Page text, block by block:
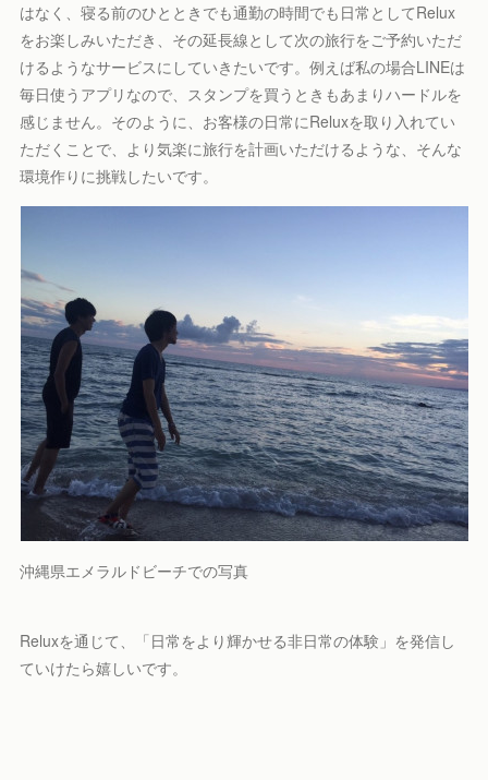
はなく、寝る前のひとときでも通勤の時間でも日常としてRelux
をお楽しみいただき、その延長線として次の旅行をご予約いただ
けるようなサービスにしていきたいです。例えば私の場合LINEは
毎日使うアプリなので、スタンプを買うときもあまりハードルを
感じません。そのように、お客様の日常にReluxを取り入れてい
ただくことで、より気楽に旅行を計画いただけるような、そんな
環境作りに挑戦したいです。
沖縄県エメラルドビーチでの写真
Reluxを通じて、「日常をより輝かせる非日常の体験」を発信し
ていけたら嬉しいです。